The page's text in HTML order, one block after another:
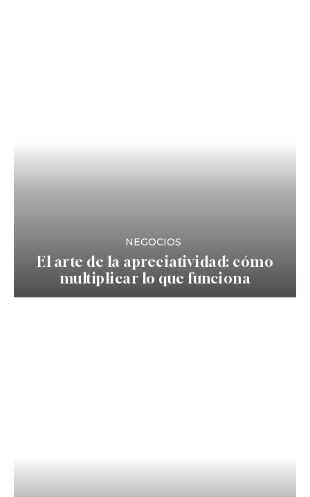
NEGOCIOS
El arte de la apreciatividad: cómo
multiplicar lo que funciona